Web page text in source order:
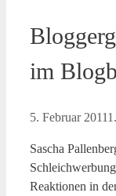
im
5. Februar 2011
Sascha
Reaktionen in